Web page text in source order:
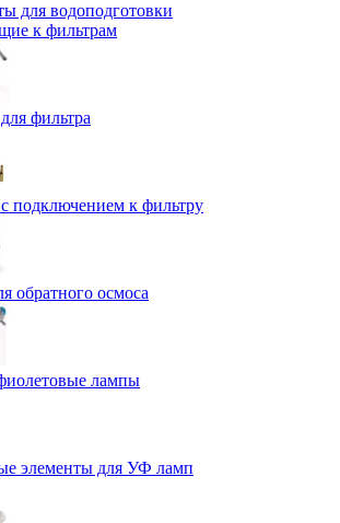
для водоподготовки
к фильтрам
фильтра
подключением к фильтру
обратного осмоса
лампы
элементы для УФ ламп